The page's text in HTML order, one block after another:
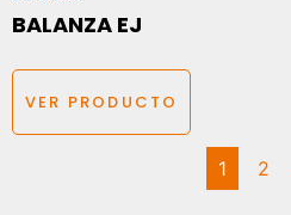
BALANZA EJ
VER PRODUCTO
1 2